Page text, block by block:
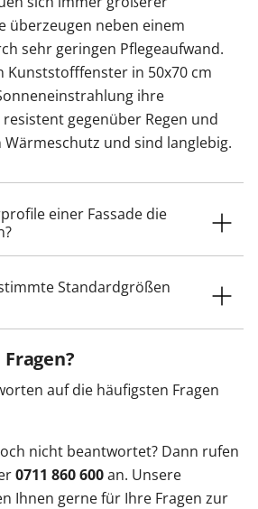
überzeugen neben einem
sehr geringen Pflegeaufwand.
Kunststofffenster in 50x70 cm
ihre
gegenüber Regen und
und sind langlebig.
einer Fassade die
Standardgrößen
auf die häufigsten Fragen
nicht beantwortet? Dann rufen
0711 860 600an. Unsere
Ihnen gerne für Ihre Fragen zur